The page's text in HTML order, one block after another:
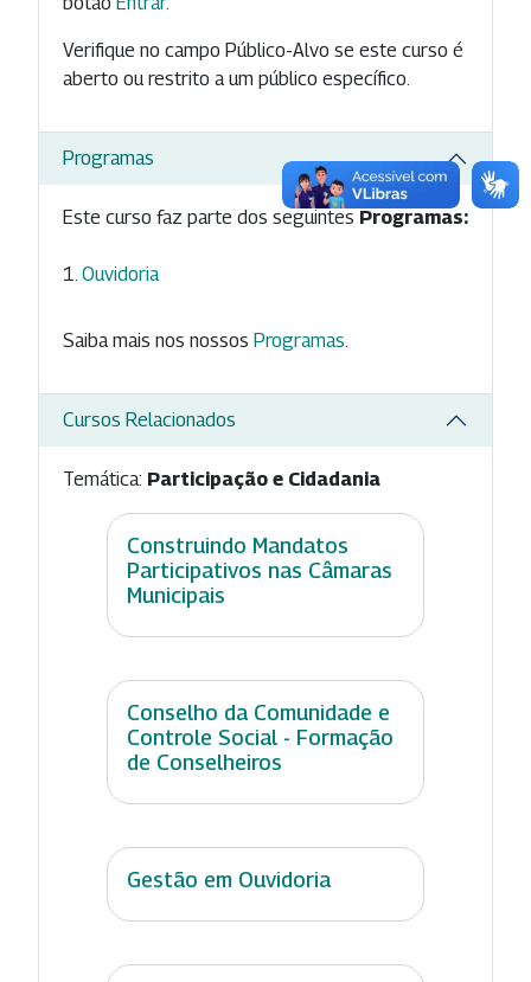
Verifique no campo Público-Alvo se este curso é
aberto ou restrito a um público específico.
Programas
Este curso faz parte dos seguintes Programas:
Ouvidoria
Saiba mais nos nossos Programas
Cursos Relacionados
Temática: Participação e Cidadania
Construindo Mandatos
Participativos nas Câmaras
Municipais
Conselho da Comunidade e
Controle Social - Formação
de Conselheiros
Gestão em Ouvidoria